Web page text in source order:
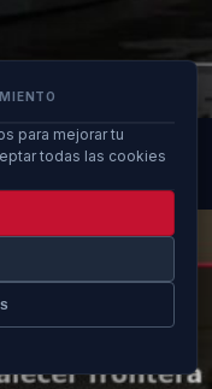
para mejorar tu
todas las cookies
de Ibiza